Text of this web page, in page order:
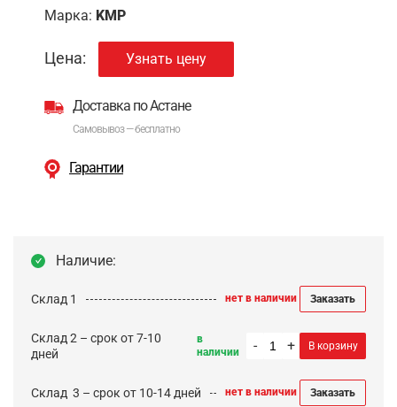
Марка: KMP
Цена: Узнать цену
Доставка по Астане
Самовывоз — бесплатно
Гарантии
Наличие:
Склад 1 нет в наличии Заказать
Склад 2 – срок от 7-10
дней
в
наличии
- + В корзину
Cклад 3 – срок от 10-14 дней нет в наличии Заказать